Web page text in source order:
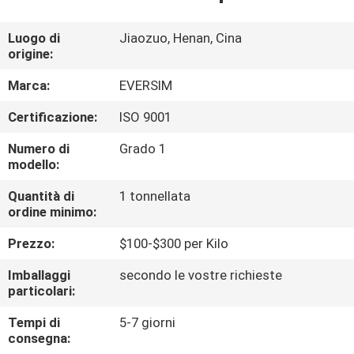
SU
DI
NOI
VISITA
ALLA
FABBRICA
CONTROLLO
DELLA
QUALITÀ
Luogo di
origine:
Jiaozuo, Henan, Cina
Marca:
EVERSIM
Certificazione:
ISO 9001
Numero di
modello:
Grado 1
Quantità di
ordine minimo:
1 tonnellata
Prezzo:
$100-$300 per Kilo
Imballaggi
particolari:
secondo le vostre richieste
Tempi di
consegna:
5-7 giorni